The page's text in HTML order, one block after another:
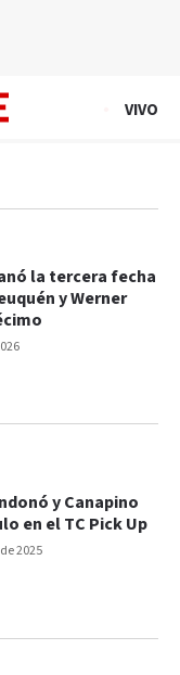
VIVO
la tercera fecha
y Werner
2025
y Canapino
en el TC Pick Up